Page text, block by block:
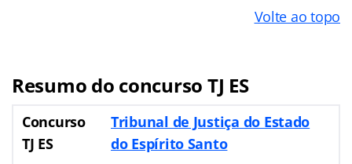
Volte ao topo
Resumo do concurso TJ ES
Concurso
TJ ES
Tribunal de Justiça do Estado
do Espírito Santo